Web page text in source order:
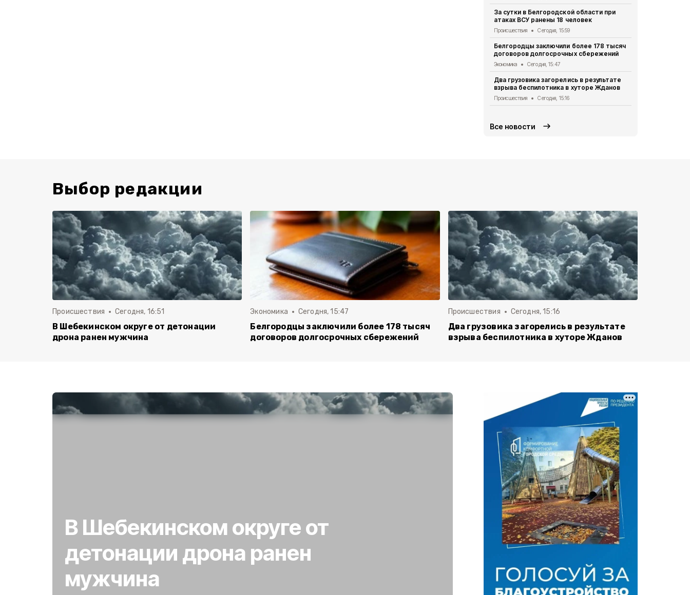
За сутки в Белгородской области при
атаках ВСУ ранены 18 человек
Происшествия Сегодня, 15:59
Белгородцы заключили более 178 тысяч
договоров долгосрочных сбережений
Экономика Сегодня, 15:47
Два грузовика загорелись в результате
взрыва беспилотника в хуторе Жданов
Происшествия Сегодня, 15:16
Все новости
Выбор редакции
Происшествия Сегодня, 16:51
В Шебекинском округе от детонации
дрона ранен мужчина
Экономика Сегодня, 15:47
Белгородцы заключили более 178 тысяч
договоров долгосрочных сбережений
Происшествия Сегодня, 15:16
Два грузовика загорелись в результате
взрыва беспилотника в хуторе Жданов
В Шебекинском округе от
детонации дрона ранен
мужчина